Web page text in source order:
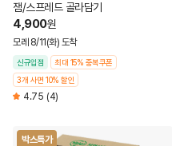
잼/스프레드 골라담기
4,900원
모레 8/11(화) 도착
신규입점
최대 15% 중복쿠폰
3개 사면 10% 할인
4.75 (4)
박스특가